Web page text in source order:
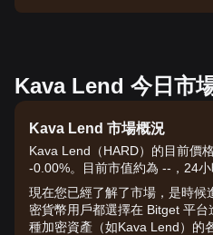
Kava Lend 今日市
Kava Lend 市場概況
Kava Lend（HARD）的目前價
-0.00%。目前市值約為 --，24小
現在您已經了解了市場，是時候
密貨幣用戶都選擇在 Bitget 平
種加密資產（如Kava Lend）的